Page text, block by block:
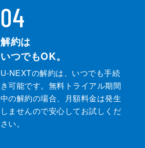
04
解約は
いつでもOK。
U-NEXTの解約は、いつでも手続
き可能です。無料トライアル期間
中の解約の場合、月額料金は発生
しませんので安心してお試しくだ
さい。